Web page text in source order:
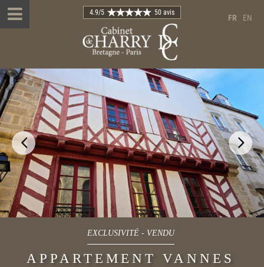
FR EN
4.9/5 50 avis
EXCLUSIVITÉ- VENDU
APPARTEMENT VANNES